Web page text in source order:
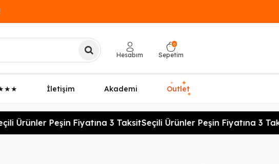
Hesabım
0
Sepetim
İletişim Akademi Outlet
✦ ✦
✦
Ürünler Peşin Fiyatına 3 TaksitSeçili Ürünler Peşin Fiyatına 3